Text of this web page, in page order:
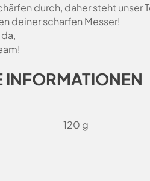
durch, daher steht
deiner scharfen Messer!
INFORMATIONEN
120 g